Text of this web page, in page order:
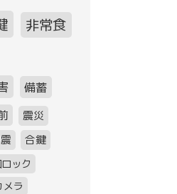
非常食
備蓄
震災
合鍵
ック
メラ